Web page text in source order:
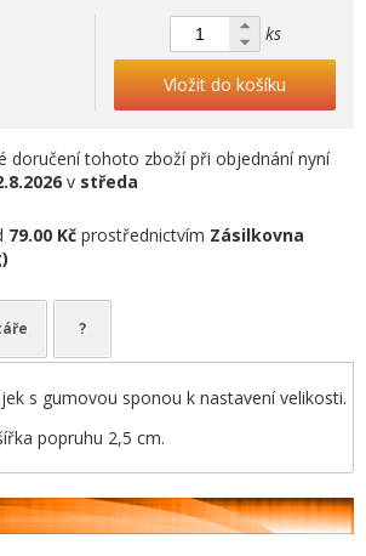
ks
Vložit do košíku
doručení tohoto zboží při objednání nyní
v středa
79.00 Kč prostřednictvím Zásilkovna
?
s gumovou sponou k nastavení velikosti.
popruhu 2,5 cm.